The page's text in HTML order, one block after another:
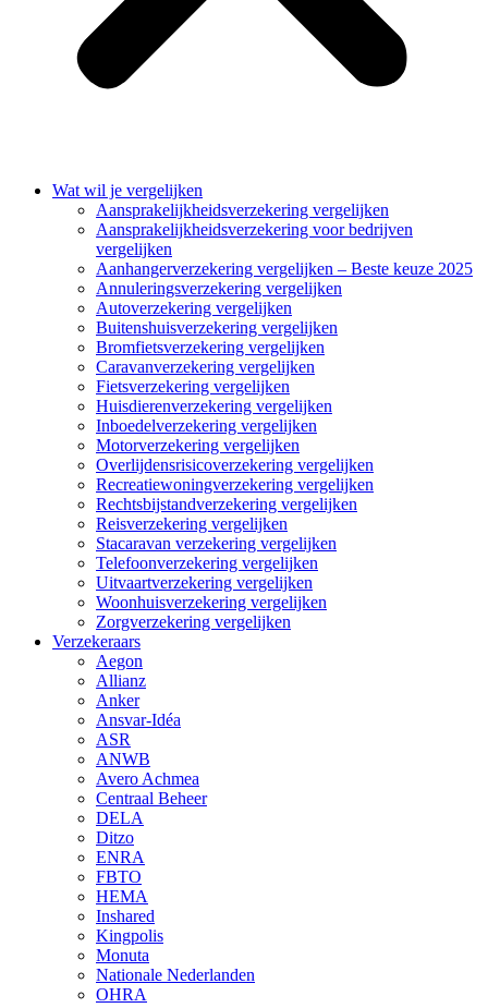
Wat wil je vergelijken
Aansprakelijkheidsverzekering vergelijken
Aansprakelijkheidsverzekering voor bedrijven
vergelijken
Aanhangerverzekering vergelijken – Beste keuze 2025
Annuleringsverzekering vergelijken
Autoverzekering vergelijken
Buitenshuisverzekering vergelijken
Bromfietsverzekering vergelijken
Caravanverzekering vergelijken
Fietsverzekering vergelijken
Huisdierenverzekering vergelijken
Inboedelverzekering vergelijken
Motorverzekering vergelijken
Overlijdensrisicoverzekering vergelijken
Recreatiewoningverzekering vergelijken
Rechtsbijstandverzekering vergelijken
Reisverzekering vergelijken
Stacaravan verzekering vergelijken
Telefoonverzekering vergelijken
Uitvaartverzekering vergelijken
Woonhuisverzekering vergelijken
Zorgverzekering vergelijken
Verzekeraars
Aegon
Allianz
Anker
Ansvar-Idéa
ASR
ANWB
Avero Achmea
Centraal Beheer
DELA
Ditzo
ENRA
FBTO
HEMA
Inshared
Kingpolis
Monuta
Nationale Nederlanden
OHRA